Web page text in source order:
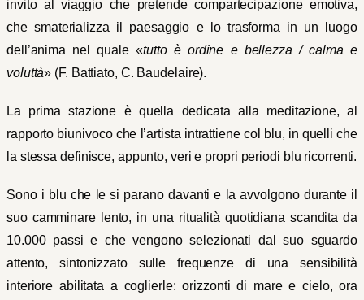
invito al viaggio che pretende compartecipazione emotiva,
che smaterializza il paesaggio e lo trasforma in un luogo
dell’anima nel quale «tutto è ordine e bellezza / calma e
voluttà» (F. Battiato, C. Baudelaire).
La prima stazione è quella dedicata alla meditazione, al
rapporto biunivoco che l’artista intrattiene col blu, in quelli che
la stessa definisce, appunto, veri e propri periodi blu ricorrenti.
Sono i blu che le si parano davanti e la avvolgono durante il
suo camminare lento, in una ritualità quotidiana scandita da
10.000 passi e che vengono selezionati dal suo sguardo
attento, sintonizzato sulle frequenze di una sensibilità
interiore abilitata a coglierle: orizzonti di mare e cielo, ora